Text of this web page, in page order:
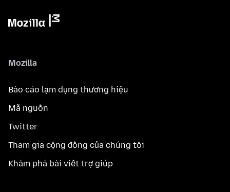
Mozilla
Báo cáo lạm dụng thương hiệu
Mã nguồn
Twitter
Tham gia cộng đồng của chúng tôi
Khám phá bài viết trợ giúp